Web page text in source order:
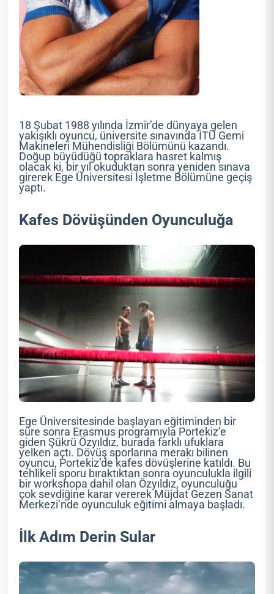
18 Şubat 1988 yılında İzmir’de dünyaya gelen
yakışıklı oyuncu, üniversite sınavında İTÜ Gemi
Makineleri Mühendisliği Bölümünü kazandı.
Doğup büyüdüğü topraklara hasret kalmış
olacak ki, bir yıl okuduktan sonra yeniden sınava
girerek Ege Üniversitesi İşletme Bölümüne geçiş
yaptı.
Kafes Dövüşünden Oyunculuğa
Ege Üniversitesinde başlayan eğitiminden bir
süre sonra Erasmus programıyla Portekiz’e
giden Şükrü Özyıldız, burada farklı ufuklara
yelken açtı. Dövüş sporlarına merakı bilinen
oyuncu, Portekiz’de kafes dövüşlerine katıldı. Bu
tehlikeli sporu bıraktıktan sonra oyunculukla ilgili
bir workshopa dahil olan Özyıldız, oyunculuğu
çok sevdiğine karar vererek Müjdat Gezen Sanat
Merkezi’nde oyunculuk eğitimi almaya başladı.
İlk Adım Derin Sular